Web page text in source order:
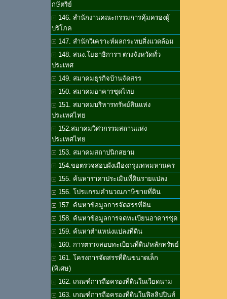
กษัตริย์
146. สำนักงานคณะกรรมการคุ้มครองผู้
บริโภค
147. สำนักวิเคราะห์ผลกระทบสิ่งแวดล้อม
148. สนง.โยธาธิการฯ ต่างจังหวัดทั่ว
ประเทศ
149. สมาคมธุรกิจบ้านจัดสรร
150. สมาคมอาคารชุดไทย
151. สมาคมบริหารทรัพย์สินแห่ง
ประเทศไทย
152.สมาคมวิศวกรรมสถานแห่ง
ประเทศไทย
153. สมาคมสถาปนิกสยาม
154.ขอตรวจสอบผังเมืองกรุงเทพมหานคร
155. ค้นหาราคาประเมินที่ดินรายแปลง
156. โปรแกรมคำนวณภาษีขายที่ดิน
157. ค้นหาข้อมูลการจัดสรรที่ดิน
158. ค้นหาข้อมูลการจดทะเบียนอาคารชุด
159. ค้นหาตำแหน่งแปลงที่ดิน
160. การตรวจสอบทะเบียนที่ดิน/หลักทรัพย์
161. โครงการจัดสรรที่ดินขนาดเล็ก
(พิเศษ)
162. เกณฑ์การถือครองที่ดินในเวียดนาม
163. เกณฑ์การถือครองที่ดินในฟิลลิปปินส์